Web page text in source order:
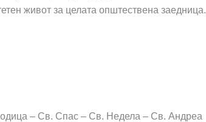
живот за целата општествена заедница.
– Св. Спас – Св. Недела – Св. Андреа